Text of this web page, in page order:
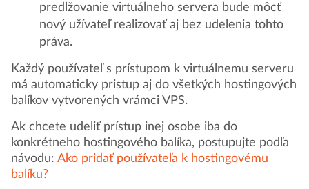
predlžovanie virtuálneho servera bude môcť
nový užívateľ realizovať aj bez udelenia tohto
práva.
Každý používateľ s prístupom k virtuálnemu serveru
má automaticky pristup aj do všetkých hostingových
balíkov vytvorených vrámci VPS.
Ak chcete udeliť prístup inej osobe iba do
konkrétneho hostingového balíka, postupujte podľa
návodu: Ako pridať používateľa k hostingovému
balíku?